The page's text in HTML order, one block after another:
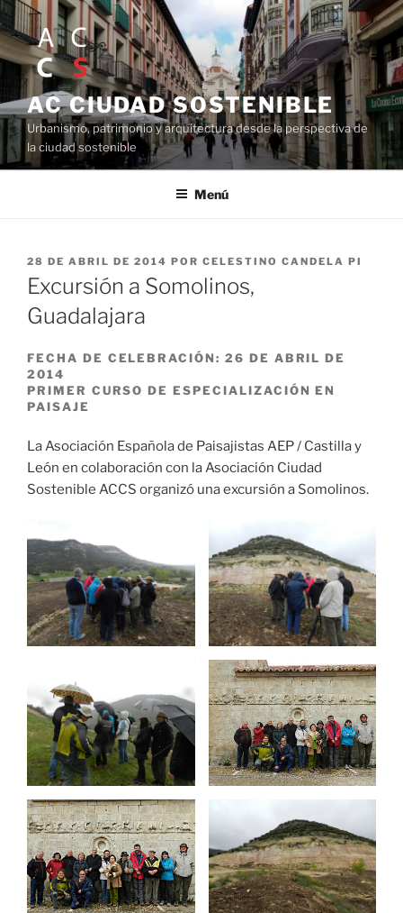
Saltar
al
contenido
AC CIUDAD SOSTENIBLE
Urbanismo, patrimonio y arquitectura desde la perspectiva de
la ciudad sostenible
Menú
PUBLICADO
EL
28 DE ABRIL DE 2014 POR CELESTINO CANDELA PI
Excursión a Somolinos,
Guadalajara
FECHA DE CELEBRACIÓN: 26 DE ABRIL DE
2014
PRIMER CURSO DE ESPECIALIZACIÓN EN
PAISAJE
La Asociación Española de Paisajistas AEP / Castilla y
León en colaboración con la Asociación Ciudad
Sostenible ACCS organizó una excursión a Somolinos.